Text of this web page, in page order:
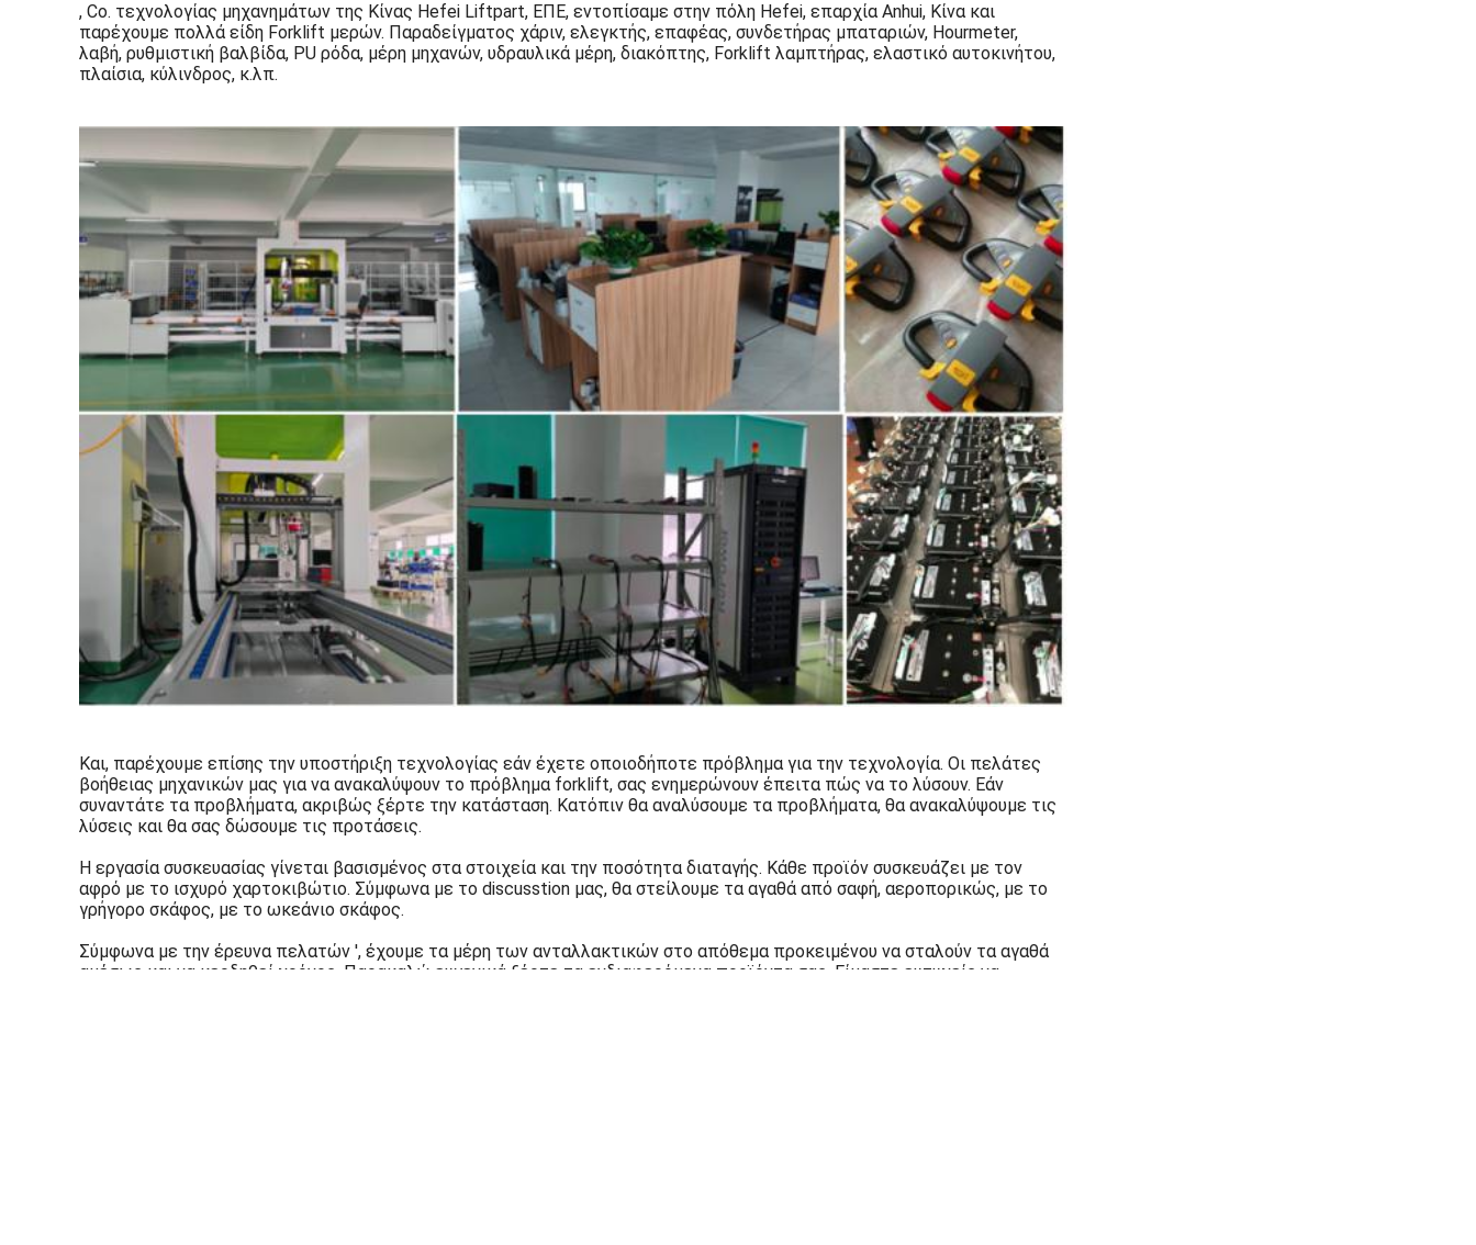
, Co. τεχνολογίας μηχανημάτων της Κίνας Hefei Liftpart, ΕΠΕ, εντοπίσαμε στην πόλη Hefei, επαρχία Anhui, Κίνα και
παρέχουμε πολλά είδη Forklift μερών. Παραδείγματος χάριν, ελεγκτής, επαφέας, συνδετήρας μπαταριών, Hourmeter,
λαβή, ρυθμιστική βαλβίδα, PU ρόδα, μέρη μηχανών, υδραυλικά μέρη, διακόπτης, Forklift λαμπτήρας, ελαστικό αυτοκινήτου,
πλαίσια, κύλινδρος, κ.λπ.
Και, παρέχουμε επίσης την υποστήριξη τεχνολογίας εάν έχετε οποιοδήποτε πρόβλημα για την τεχνολογία. Οι πελάτες
βοήθειας μηχανικών μας για να ανακαλύψουν το πρόβλημα forklift, σας ενημερώνουν έπειτα πώς να το λύσουν. Εάν
συναντάτε τα προβλήματα, ακριβώς ξέρτε την κατάσταση. Κατόπιν θα αναλύσουμε τα προβλήματα, θα ανακαλύψουμε τις
λύσεις και θα σας δώσουμε τις προτάσεις.
Η εργασία συσκευασίας γίνεται βασισμένος στα στοιχεία και την ποσότητα διαταγής. Κάθε προϊόν συσκευάζει με τον
αφρό με το ισχυρό χαρτοκιβώτιο. Σύμφωνα με το discusstion μας, θα στείλουμε τα αγαθά από σαφή, αεροπορικώς, με το
γρήγορο σκάφος, με το ωκεάνιο σκάφος.
Σύμφωνα με την έρευνα πελατών ′, έχουμε τα μέρη των ανταλλακτικών στο απόθεμα προκειμένου να σταλούν τα αγαθά
αμέσως και να κερδηθεί χρόνος. Παρακαλώ ευγενικά ξέρτε τα ενδιαφερόμενα προϊόντα σας. Είμαστε ευτυχείς να